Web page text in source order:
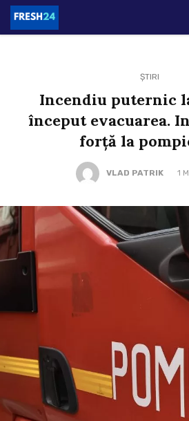
ȘTIRI
Incendiu puternic
început evacuarea.
forță la
VLAD PATRIK 1